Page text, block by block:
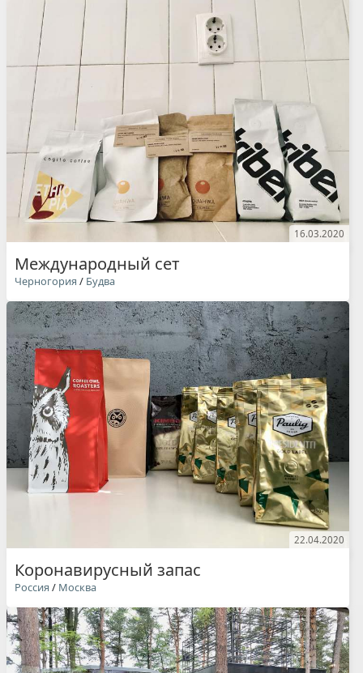
16.03.2020
Международный сет
Черногория / Будва
22.04.2020
Коронавирусный запас
Россия / Москва